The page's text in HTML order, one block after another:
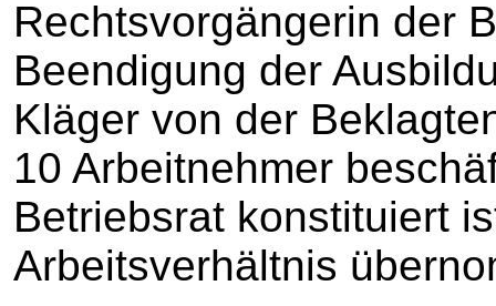
Rechtsvorgängerin der
Beendigung der
Kläger von der
10 Arbeitnehmer
Betriebsrat konstituiert
Arbeitsverhältnis